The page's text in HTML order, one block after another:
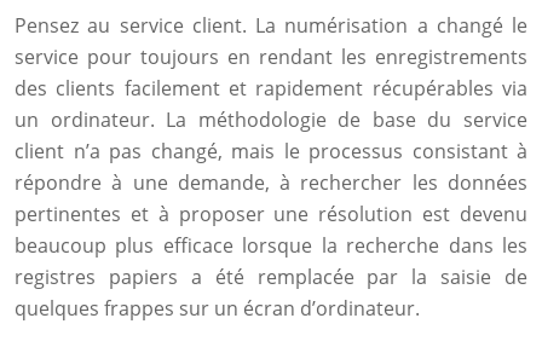
Pensez au service client. La numérisation a changé le
service pour toujours en rendant les enregistrements
des clients facilement et rapidement récupérables via
un ordinateur. La méthodologie de base du service
client n’a pas changé, mais le processus consistant à
répondre à une demande, à rechercher les données
pertinentes et à proposer une résolution est devenu
beaucoup plus efficace lorsque la recherche dans les
registres papiers a été remplacée par la saisie de
quelques frappes sur un écran d’ordinateur.